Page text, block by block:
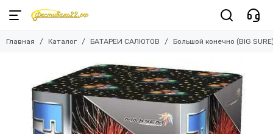
Главная Каталог БАТАРЕИ САЛЮТОВ Большой конечно (BIG